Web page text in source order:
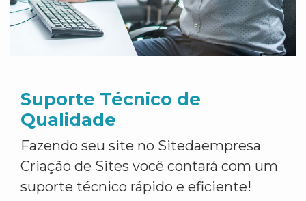
Suporte Técnico de
Qualidade
Fazendo seu site no Sitedaempresa
Criação de Sites você contará com um
suporte técnico rápido e eficiente!